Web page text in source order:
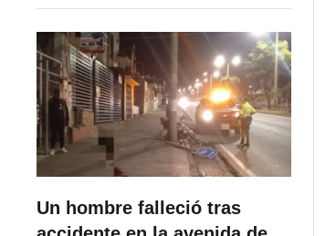
Un hombre falleció tras